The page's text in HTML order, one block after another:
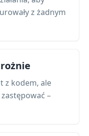
z żadnym
z kodem, ale
–